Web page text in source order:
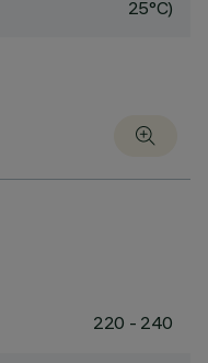
25°C)
220 - 240